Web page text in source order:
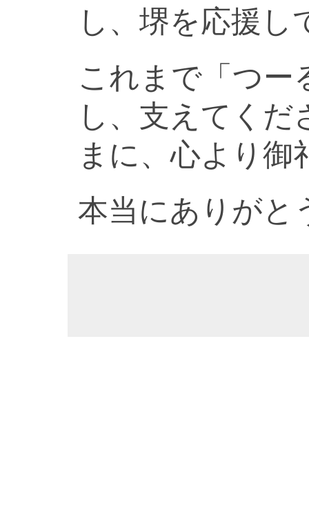
し、堺を応援し
これまで「つー
し、支えてく
まに、心より御
本当にありがと